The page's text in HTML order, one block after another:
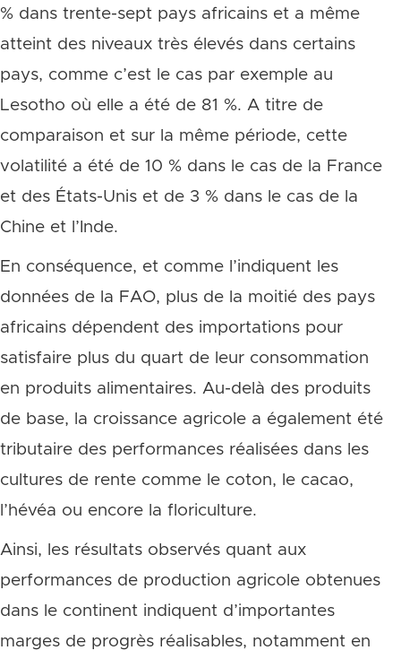
% dans trente-sept pays africains et a même
atteint des niveaux très élevés dans certains
pays, comme c’est le cas par exemple au
Lesotho où elle a été de 81 %. A titre de
comparaison et sur la même période, cette
volatilité a été de 10 % dans le cas de la France
et des États-Unis et de 3 % dans le cas de la
Chine et l’Inde.
En conséquence, et comme l’indiquent les
données de la FAO, plus de la moitié des pays
africains dépendent des importations pour
satisfaire plus du quart de leur consommation
en produits alimentaires. Au-delà des produits
de base, la croissance agricole a également été
tributaire des performances réalisées dans les
cultures de rente comme le coton, le cacao,
l’hévéa ou encore la floriculture.
Ainsi, les résultats observés quant aux
performances de production agricole obtenues
dans le continent indiquent d’importantes
marges de progrès réalisables, notamment en